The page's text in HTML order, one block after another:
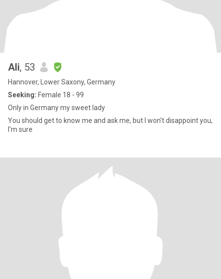
Ali, 53
Hannover, Lower Saxony, Germany
Seeking: Female 18 - 99
Only in Germany my sweet lady
You should get to know me and ask me, but I won't disappoint you,
I'm sure